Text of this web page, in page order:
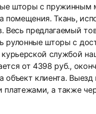
шторы с пружинным
помещения. Ткань,
Весь предлагаемый
рулонные шторы с
службой
от 4398 руб.,
объект клиента.
платежами, а также